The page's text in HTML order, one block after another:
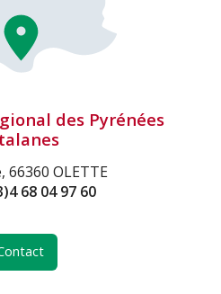
des Pyrénées
66360 OLETTE
68 04 97 60